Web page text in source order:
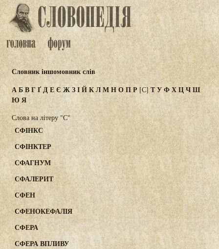
Словник іншомовник слів
АБВГҐДЕЄ ЖЗІЙКЛМНОПР [С] ТУФХЦЧШ
Ю Я
Слова на літеру "С"
СФІНКС
СФІНКТЕР
СФАГНУМ
СФАЛЕРИТ
СФЕН
СФЕНОКЕФАЛІЯ
СФЕРА
СФЕРА ВПЛИВУ